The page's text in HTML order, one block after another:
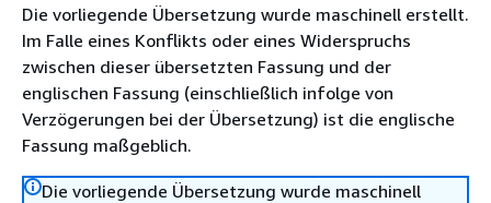
Die vorliegende Übersetzung wurde maschinell erstellt.
Im Falle eines Konflikts oder eines Widerspruchs
zwischen dieser übersetzten Fassung und der
englischen Fassung (einschließlich infolge von
Verzögerungen bei der Übersetzung) ist die englische
Fassung maßgeblich.
Die vorliegende Übersetzung wurde maschinell